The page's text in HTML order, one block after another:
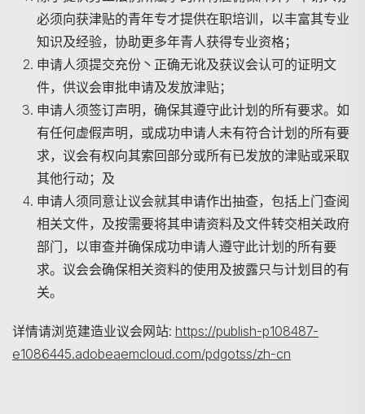
必须向获津贴的青年专才提供在职培训，以丰富其专业
知识及经验，协助更多年青人获得专业资格；
申请人须提交充份丶正确无讹及获议会认可的证明文
件，供议会审批申请及发放津贴；
申请人须签订声明，确保其遵守此计划的所有要求。如
有任何虚假声明，或成功申请人未有符合计划的所有要
求，议会有权向其索回部分或所有已发放的津贴或采取
其他行动；及
申请人须同意让议会就其申请作出抽查，包括上门查阅
相关文件，及按需要将其申请资料及文件转交相关政府
部门，以审查并确保成功申请人遵守此计划的所有要
求。议会会确保相关资料的使用及披露只与计划目的有
关。
详情请浏览建造业议会网站: https://publish-p108487-
e1086445.adobeaemcloud.com/pdgotss/zh-cn